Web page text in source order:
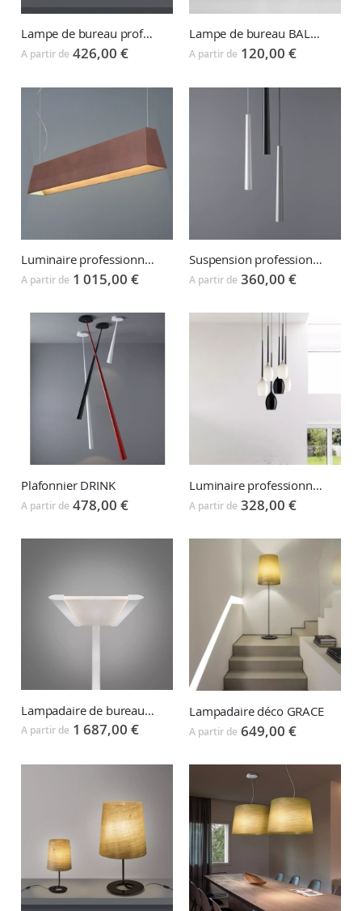
Lampe de bureau professionnel AFRA
A partir de 426,00 €
Lampe de bureau BALANCE
A partir de 120,00 €
Luminaire professionnel suspension BLONDE
A partir de 1 015,00 €
Suspension professionnelle DRINK
A partir de 360,00 €
Plafonnier DRINK
A partir de 478,00 €
Luminaire professionnel suspension GOUT
A partir de 328,00 €
Lampadaire de bureau FLY
A partir de 1 687,00 €
Lampadaire déco GRACE
A partir de 649,00 €